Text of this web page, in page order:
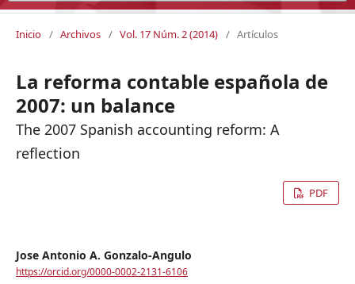
Inicio / Archivos / Vol. 17 Núm. 2 (2014) / Artículos
La reforma contable española de
2007: un balance
The 2007 Spanish accounting reform: A
reflection
PDF
Jose Antonio A. Gonzalo-Angulo
https://orcid.org/0000-0002-2131-6106